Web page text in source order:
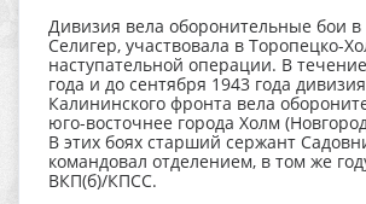
Дивизия вела оборонительные бои в
Селигер, участвовала в Торопецко-
наступательной операции. В
года и до сентября 1943 года
Калининского фронта вела
юго-восточнее города Холм
В этих боях старший сержант
командовал отделением, в том же
ВКП(б)/КПСС.